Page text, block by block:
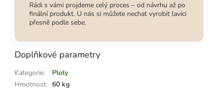
Rádi s vámi projdeme celý proces – od návrhu až po
finální produkt. U nás si můžete nechat vyrobit lavici
přesně podle sebe.
Doplňkové parametry
Kategorie:
Ploty
Hmotnost: 60 kg